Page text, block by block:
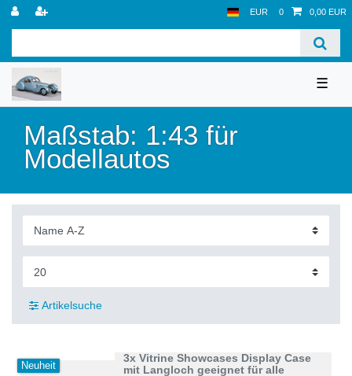
EUR 0 0,00 EUR
☰
Maßstab: 1:43 für
Modellautos
Artikelsuche
Neuheit
3x Vitrine Showcases Display Case
mit Langloch geeignet für alle